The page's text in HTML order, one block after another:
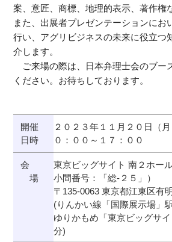
案、意匠、商標、地理的表示、著作権
また、出展者プレゼンテーションにお
行い、アグリビジネスの未来に役立つ
介します。
ご来場の際は、日本弁理士会のブー
ください。お待ちしております。
開催
日時
２０２３年１１月２０日（
０：００～１７：００
会
場
東京ビッグサイト 南２ホー
小間番号：「総‐２５」）
〒 135-0063東京都江東区有
(りんかい線「国際展示場」
ゆりかもめ「東京ビッグサ
分)